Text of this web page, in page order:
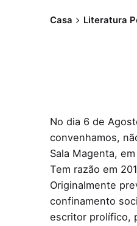
Casa Literatura
No dia 6 de
convenhamos,
Sala Magenta,
Tem razão em
Originalmente
confinamento
escritor prolífico,